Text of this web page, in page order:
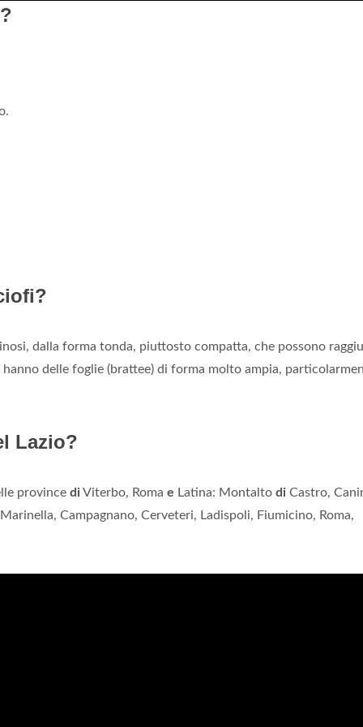
dalla forma tonda, piuttosto compatta, che possono
hanno delle foglie (brattee) di forma molto ampia,
Lazio?
province diViterbo, Roma e Latina: Montalto di Castro,
Campagnano, Cerveteri, Ladispoli, Fiumicino, Roma,